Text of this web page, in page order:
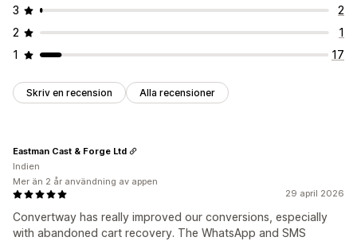
3
2
2
1
1
17
Skriv en recension Alla recensioner
29 april 2026
Convertway has really improved our conversions, especially
with abandoned cart recovery. The WhatsApp and SMS
Eastman Cast & Forge Ltd
Indien
Mer än 2 år användning av appen